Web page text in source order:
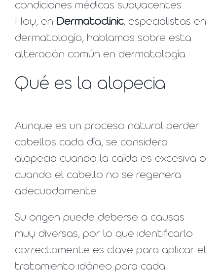
condiciones médicas subyacentes.
Hoy, en Dermatoclinic, especialistas en
dermatología, hablamos sobre esta
alteración común en dermatología.
Qué es la alopecia
Aunque es un proceso natural perder
cabellos cada día, se considera
alopecia cuando la caída es excesiva o
cuando el cabello no se regenera
adecuadamente.
Su origen puede deberse a causas
muy diversas, por lo que identificarlo
correctamente es clave para aplicar el
tratamiento idóneo para cada